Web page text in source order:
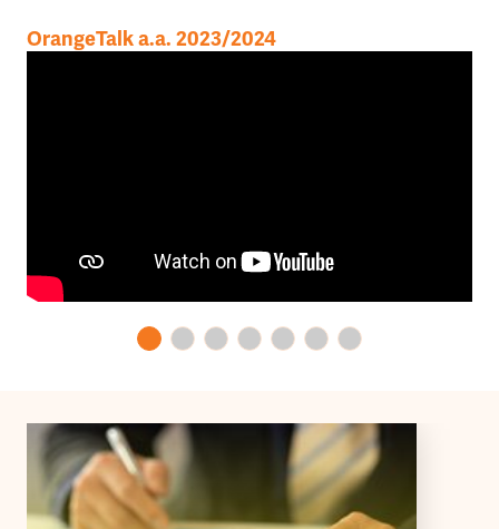
OrangeTalk a.a. 2023/2024